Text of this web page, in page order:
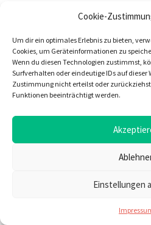
Cookie-
Um dir ein optimales Erlebnis zu bieten,
Cookies, um Geräteinformationen zu
Wenn du diesen Technologien zustimmst,
Surfverhalten oder eindeutige IDs auf dieser
Zustimmung nicht erteilst oder
Funktionen beeinträchtigt werden.
Einstellungen
It seems we can’t find what
DESIGNED &